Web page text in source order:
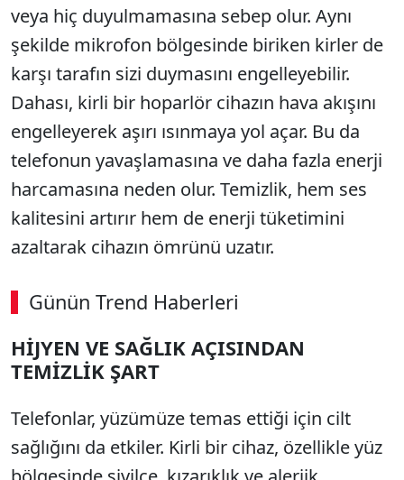
veya hiç duyulmamasına sebep olur. Aynı
şekilde mikrofon bölgesinde biriken kirler de
karşı tarafın sizi duymasını engelleyebilir.
Dahası, kirli bir hoparlör cihazın hava akışını
engelleyerek aşırı ısınmaya yol açar. Bu da
telefonun yavaşlamasına ve daha fazla enerji
harcamasına neden olur. Temizlik, hem ses
kalitesini artırır hem de enerji tüketimini
azaltarak cihazın ömrünü uzatır.
Günün Trend Haberleri
SÖZCÜ SON DAKİKA
HİJYEN VE SAĞLIK AÇISINDAN
TEMİZLİK ŞART
Telefonlar, yüzümüze temas ettiği için cilt
sağlığını da etkiler. Kirli bir cihaz, özellikle yüz